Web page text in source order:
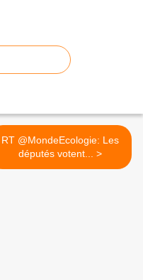
RT @MondeEcologie: Les
députés votent... >